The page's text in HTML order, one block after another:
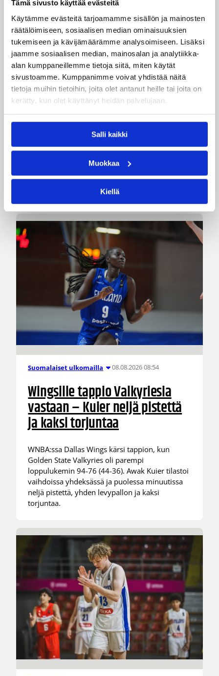
Tämä sivusto käyttää evästeitä
Käytämme evästeitä tarjoamamme sisällön ja mainosten
räätälöimiseen, sosiaalisen median ominaisuuksien
tukemiseen ja kävijämäärämme analysoimiseen. Lisäksi
jaamme sosiaalisen median, mainosalan ja analytiikka-
alan kumppaneillemme tietoja siitä, miten käytät
sivustoamme. Kumppanimme voivat yhdistää näitä
tietoja muihin tietoihin, joita olet antanut heille tai joita on
kerätty, kun olet käyttänyt heidän palvelujaan.
Salli kaikki
Muokkaa
Kiellä
Päivitetty06.11.2012
Henkilöt
Kari-Pekka Klinga
Kategoriat
Suomalaiset ulkomailla
Suomalaiset ulkomailla 08.08.2026 08:54
Wingsille tappio Valkyriesia
vastaan – Kuier neljä pistettä
ja kaksi torjuntaa
WNBA:ssa Dallas Wings kärsi tappion, kun
Golden State Valkyries oli parempi
loppulukemin 94-76 (44-36). Awak Kuier tilastoi
vaihdoissa yhdeksässä ja puolessa minuutissa
neljä pistettä, yhden levypallon ja kaksi
torjuntaa.